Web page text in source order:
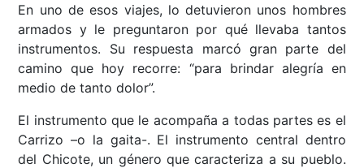
En uno de esos viajes, lo detuvieron unos hombres
armados y le preguntaron por qué llevaba tantos
instrumentos. Su respuesta marcó gran parte del
camino que hoy recorre: “para brindar alegría en
medio de tanto dolor”.
El instrumento que le acompaña a todas partes es el
Carrizo –o la gaita-. El instrumento central dentro
del Chicote, un género que caracteriza a su pueblo.